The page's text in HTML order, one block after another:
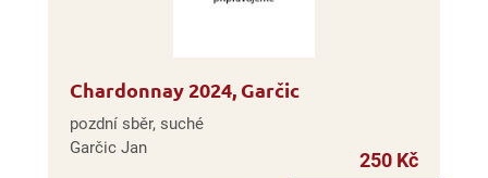
Chardonnay 2024, Garčic
pozdní sběr, suché
Garčic Jan
250 Kč